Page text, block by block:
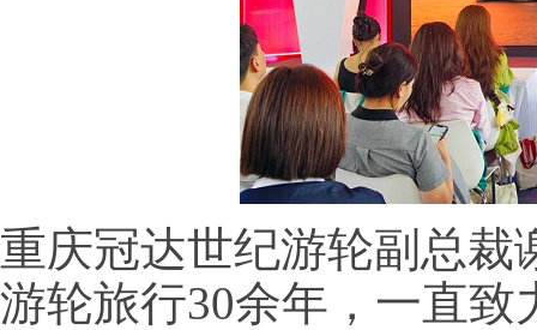
重庆冠达世纪游轮副总裁
游轮旅行30余年，一直